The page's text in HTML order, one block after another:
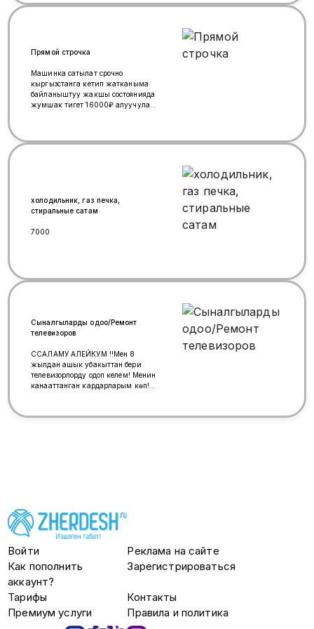
Прямой строчка
Машинка сатылат срочно
кыргызстанга кетип жатканыма
байланыштуу жакшы состоянияда
жумшак тигет 16000₽ алуучулар
холодильник, газ печка,
стиральные сатам
7000
Сыналгыларды оңдоо/Ремонт
телевизоров
ССАЛАМУ АЛЕЙКУМ !!Мен 8
жылдан ашык убакыттан бери
телевизорлорду оңдоп келем! Менин
канааттанган кардарларым көп!
+79011298383 номерине чалыңыз
Войти
Реклама на сайте
Как пополнить
аккаунт?
Зарегистрироваться
Тарифы
Контакты
Премиум услуги
Правила и политика